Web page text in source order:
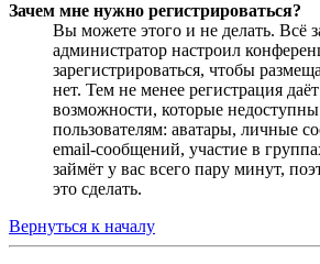
Зачем мне нужно регистрироваться?
Вы можете этого и не делать. Всё
администратор настроил
зарегистрироваться, чтобы
нет. Тем не менее регистрация
возможности, которые
пользователям: аватары, личные
email-сообщений, участие в
займёт у вас всего пару минут,
это сделать.
Вернуться к началу